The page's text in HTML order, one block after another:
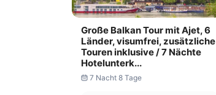
Große Balkan Tour mit Ajet, 6
Länder, visumfrei, zusätzliche
Touren inklusive / 7 Nächte
Hotelunterk...
7 Nacht 8 Tage